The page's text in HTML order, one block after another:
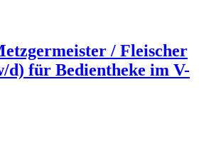
/ Fleischer
d) für Bedientheke im V-